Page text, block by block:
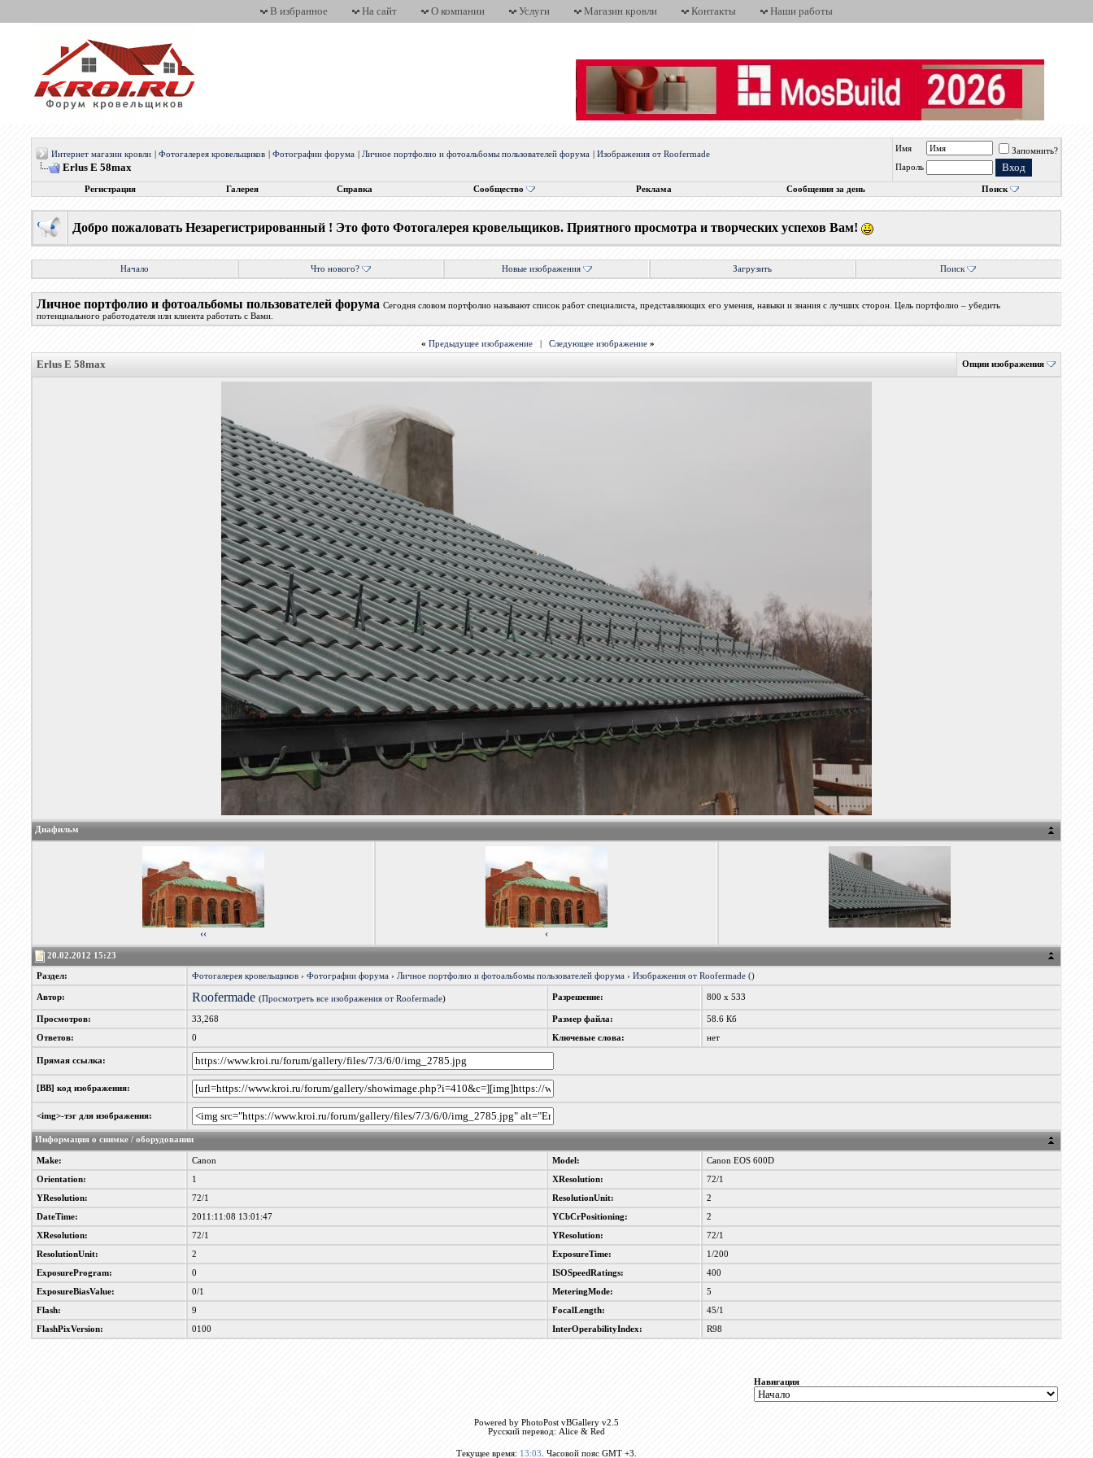
В избранное На сайт О компании Услуги Магазин кровли Контакты Наши работы
Интернет магазин кровли |Фотогалерея кровельщиков |Фотографии форума |Личное портфолио и фотоальбомы пользователей форума |Изображения от Roofermade
Erlus E 58max
Имя
Запомнить?
Пароль
Регистрация Галерея Справка Сообщество Реклама Сообщения за день Поиск
Добро пожаловать Незарегистрированный ! Это фото Фотогалерея кровельщиков. Приятного просмотра и творческих успехов Вам!
Начало Что нового? Новые изображения Загрузить Поиск
Личное портфолио и фотоальбомы пользователей форума Сегодня словом портфолио называют список работ специалиста, представляющих его умения, навыки и знания с лучших сторон. Цель портфолио – убедить
потенциального работодателя или клиента работать с Вами.
« Предыдущее изображение |Следующее изображение »
Erlus E 58max Опции изображения
Диафильм
‹‹ ‹
20.02.2012 15:23
Раздел: Фотогалерея кровельщиков ›Фотографии форума ›Личное портфолио и фотоальбомы пользователей форума ›Изображения от Roofermade ()
Автор: Roofermade (Просмотреть все изображения от Roofermade) Разрешение: 800 x 533
Просмотров: 33,268 Размер файла: 58.6 Кб
Ответов: 0 Ключевые слова: нет
Прямая ссылка:
[BB] код изображения:
<img>-тэг для изображения:
Информация о снимке / оборудовании
Make: Canon Model: Canon EOS 600D
Orientation: 1 XResolution: 72/1
YResolution: 72/1 ResolutionUnit: 2
DateTime: 2011:11:08 13:01:47 YCbCrPositioning: 2
XResolution: 72/1 YResolution: 72/1
ResolutionUnit: 2 ExposureTime: 1/200
ExposureProgram: 0 ISOSpeedRatings: 400
ExposureBiasValue: 0/1 MeteringMode: 5
Flash: 9 FocalLength: 45/1
FlashPixVersion: 0100 InterOperabilityIndex: R98
Навигация
Powered by PhotoPost vBGallery v2.5
Русский перевод: Alice & Red
Текущее время: 13:03 . Часовой пояс GMT +3.